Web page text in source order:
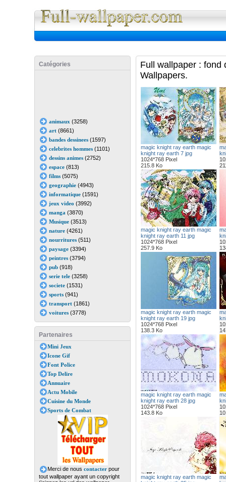
Catégories
animaux (3258)
art(8661)
bandes dessinees(1597)
celebrites hommes(1101)
dessins animes(2752)
espace(813)
films(5075)
geographie(4943)
informatique(1591)
jeux video (3992)
manga (3870)
Musique(3513)
nature(4261)
nourritures(511)
paysage(3394)
peintres(3794)
pub(918)
serie tele(3258)
societe(1531)
sports(941)
transport(1861)
voitures(3778)
Partenaires
Mini Jeux
Icone Gif
Font Police
Top Delire
Annuaire
Actu Mobile
Cuisine du Monde
Sports de Combat
Merci de nous contacterpour
tout wallpaper ayant un copyright
Full wallpaper : fond
Wallpapers.
magic knight ray earth magic
knight ray earth 7 jpg
1024*768 Pixel
215.8 Ko
magic knight ray earth magic
knight ray earth 11 jpg
1024*768 Pixel
257.9 Ko
magic knight ray earth magic
knight ray earth 19 jpg
1024*768 Pixel
138.3 Ko
magic knight ray earth magic
knight ray earth 28 jpg
1024*768 Pixel
143.8 Ko
magic knight ray earth magic